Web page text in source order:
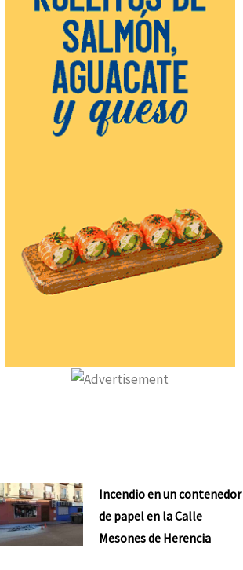
Incendio en un contenedor
de papel en la Calle
Mesones de Herencia